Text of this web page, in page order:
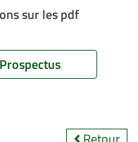
sur les pdf
Prospectus